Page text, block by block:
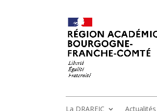
La DRAREIC Actualités